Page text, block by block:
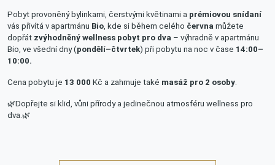
Pobyt provoněný bylinkami, čerstvými květinami a prémiovou snídaní
vás přivítá v apartmánu Bio , kde si během celého června můžete
dopřát zvýhodněný wellness pobyt pro dva – výhradně v apartmánu
Bio, ve všední dny (pondělí–čtvrtek) při pobytu na noc v čase 14:00–
10:00.
Cena pobytu je 13 000 Kč a zahrnuje také masáž pro 2 osoby
🌿Dopřejte si klid, vůni přírody a jedinečnou atmosféru wellness pro
dva.🌿